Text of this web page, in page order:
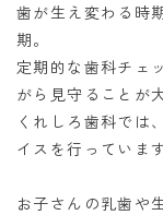
歯が生え変わる時
期。
定期的な歯科チェ
がら見守ることが
くれしろ歯科では
イスを行っていま
お子さんの乳歯や